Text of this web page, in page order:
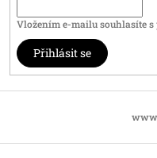
Vložením e-mailu souhlasíte s
Přihlásit se